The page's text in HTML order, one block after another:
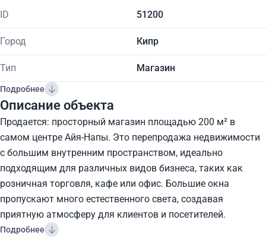
ID 51200
Город Кипр
Тип Магазин
Подробнее
Описание объекта
Продается: просторный магазин площадью 200 м² в
самом центре Айя-Напы. Это перепродажа недвижимости
с большим внутренним пространством, идеально
подходящим для различных видов бизнеса, таких как
розничная торговля, кафе или офис. Большие окна
пропускают много естественного света, создавая
приятную атмосферу для клиентов и посетителей.
Подробнее